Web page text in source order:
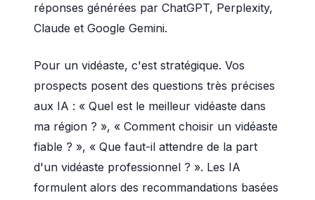
réponses générées par ChatGPT, Perplexity,
Claude et Google Gemini.
Pour un vidéaste, c'est stratégique. Vos
prospects posent des questions très précises
aux IA : « Quel est le meilleur vidéaste dans
ma région ? », « Comment choisir un vidéaste
fiable ? », « Que faut-il attendre de la part
d'un vidéaste professionnel ? ». Les IA
formulent alors des recommandations basées